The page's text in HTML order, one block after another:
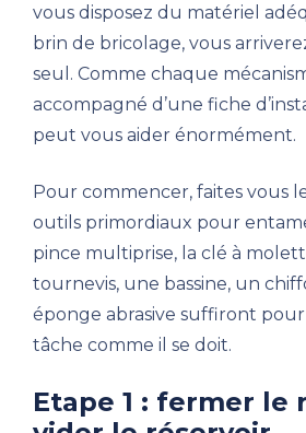
vous disposez du matériel
brin de bricolage, vous
seul. Comme chaque
accompagné d’une fiche
peut vous aider énormément.
Pour commencer, faites vous
outils primordiaux pour
pince multiprise, la clé à
tournevis, une bassine, un
éponge abrasive suffiront
tâche comme il se doit.
Etape 1 : fermer le